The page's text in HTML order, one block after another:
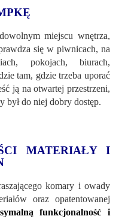
miejscu wnętrza,
się w piwnicach, na
pokojach, biurach,
tam, gdzie trzeba uporać
ją na otwartej przestrzeni,
był do niej dobry dostęp.
MATERIAŁY I
komary i owady
oraz opatentowanej
funkcjonalność i